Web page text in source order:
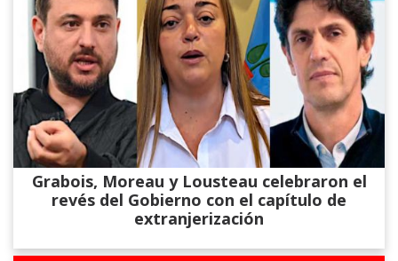
Grabois, Moreau y Lousteau celebraron el
revés del Gobierno con el capítulo de
extranjerización